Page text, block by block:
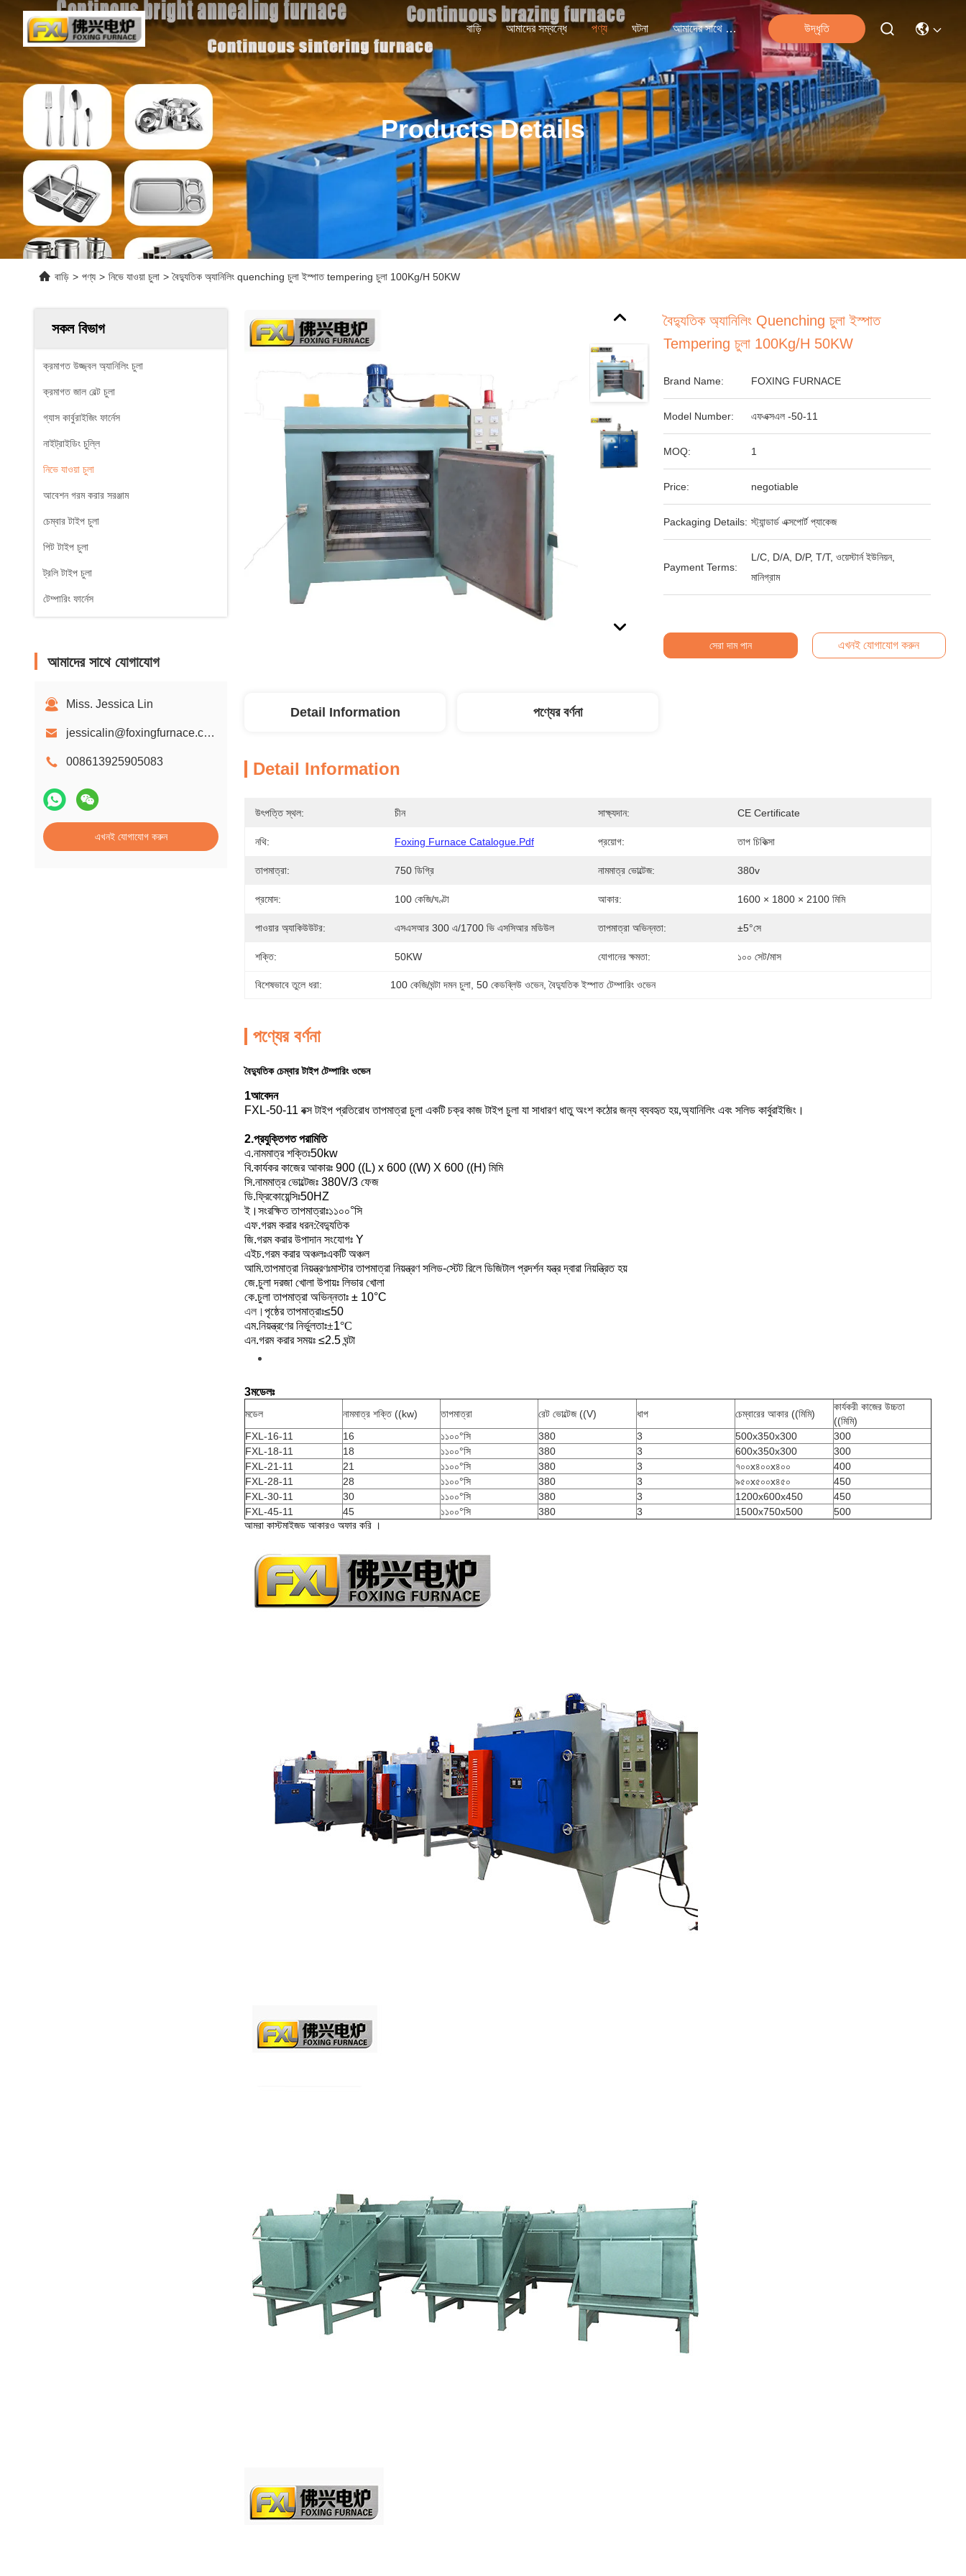
বাড়ি আমাদের সম্বন্ধে পণ্য ঘটনা আমাদের সাথে যোগাযোগ উদ্ধৃতি
Products Details
বাড়ি > পণ্য > নিভে যাওয়া চুলা > বৈদ্যুতিক অ্যানিলিং quenching চুলা ইস্পাত tempering চুলা 100Kg/H 50KW
সকল বিভাগ
ক্রমাগত উজ্জ্বল অ্যানিলিং চুলা
ক্রমাগত জাল বেল্ট চুলা
গ্যাস কার্বুরাইজিং ফার্নেস
নাইট্রাইডিং চুল্লি
নিভে যাওয়া চুলা
আবেশন গরম করার সরঞ্জাম
চেম্বার টাইপ চুলা
পিট টাইপ চুলা
ট্রলি টাইপ চুলা
টেম্পারিং ফার্নেস
আমাদের সাথে যোগাযোগ
Miss. Jessica Lin
jessicalin@foxingfurnace.com
008613925905083
এখনই যোগাযোগ করুন
বৈদ্যুতিক অ্যানিলিং Quenching চুলা ইস্পাত
Tempering চুলা 100Kg/H 50KW
Brand Name: FOXING FURNACE
Model Number: এফএক্সএল -50-11
MOQ: 1
Price: negotiable
Packaging Details: স্ট্যান্ডার্ড এক্সপোর্ট প্যাকেজ
Payment Terms:
L/C, D/A, D/P, T/T, ওয়েস্টার্ন ইউনিয়ন,
মানিগ্রাম
সেরা দাম পান এখনই যোগাযোগ করুন
Detail Information পণ্যের বর্ণনা
Detail Information
উৎপত্তি স্থল: চীন সাক্ষ্যদান: CE Certificate
নথি: Foxing Furnace Catalogue.pdf প্রয়োগ: তাপ চিকিত্সা
তাপমাত্রা: 750 ডিগ্রি নামমাত্র ভোল্টেজ: 380v
প্রমোদ: 100 কেজি/ঘণ্টা আকার: 1600 × 1800 × 2100 মিমি
পাওয়ার অ্যাকিউউটর: এসএসআর 300 এ/1700 ভি এসসিআর মডিউল তাপমাত্রা অভিন্নতা: ±5°সে
শক্তি: 50KW যোগানের ক্ষমতা: ১০০ সেট/মাস
বিশেষভাবে তুলে ধরা: 100 কেজি/ঘন্টা দমন চুলা , 50 কেডব্লিউ ওভেন, বৈদ্যুতিক ইস্পাত টেম্পারিং ওভেন
পণ্যের বর্ণনা
বৈদ্যুতিক চেম্বার টাইপ টেম্পারিং ওভেন
1আবেদন
FXL-50-11 বক্স টাইপ প্রতিরোধ তাপমাত্রা চুলা একটি চক্র কাজ টাইপ চুলা যা সাধারণ ধাতু অংশ কঠোর জন্য ব্যবহৃত হয়,অ্যানিলিং এবং সলিড কার্বুরাইজিং।
2.প্রযুক্তিগত পরামিতি
এ.নামমাত্র শক্তিঃ50kw
বি.কার্যকর কাজের আকারঃ 900 ((L) x 600 ((W) X 600 ((H) মিমি
সি.নামমাত্র ভোল্টেজঃ 380V/3 ফেজ
ডি.ফ্রিকোয়েন্সিঃ50HZ
ই। সংরক্ষিত তাপমাত্রাঃ১১০০°সি
এফ.গরম করার ধরন:বৈদ্যুতিক
জি.গরম করার উপাদান সংযোগঃ Y
এইচ.গরম করার অঞ্চলঃএকটি অঞ্চল
আমি.তাপমাত্রা নিয়ন্ত্রণঃমাস্টার তাপমাত্রা নিয়ন্ত্রণ সলিড-স্টেট রিলে ডিজিটাল প্রদর্শন যন্ত্র দ্বারা নিয়ন্ত্রিত হয়
জে.চুলা দরজা খোলা উপায়ঃ লিভার খোলা
কে.চুলা তাপমাত্রা অভিন্নতাঃ ± 10°C
এল। পৃষ্ঠের তাপমাত্রাঃ≤50
এম.নিয়ন্ত্রণের নির্ভুলতাঃ±1°C
এন.গরম করার সময়ঃ ≤2.5 ঘন্টা
3মডেলঃ
মডেল নামমাত্র শক্তি ((kw) তাপমাত্রা রেট ভোল্টেজ ((V) ধাপ চেম্বারের আকার ((মিমি)
কার্যকরী কাজের উচ্চতা
((মিমি)
FXL-16-11
16 ১১০০°সি 380 3 500x350x300
300
FXL-18-11
18 ১১০০°সি 380 3 600x350x300
300
FXL-21-11
21 ১১০০°সি 380 3 ৭০০x৪০০x৪০০
400
FXL-28-11
28 ১১০০°সি 380 3 ৯৫০x৫০০x৪৫০
450
FXL-30-11
30 ১১০০°সি 380 3 1200x600x450
450
FXL-45-11
45 ১১০০°সি 380 3 1500x750x500
500
আমরা কাস্টমাইজড আকারও অফার করি ।